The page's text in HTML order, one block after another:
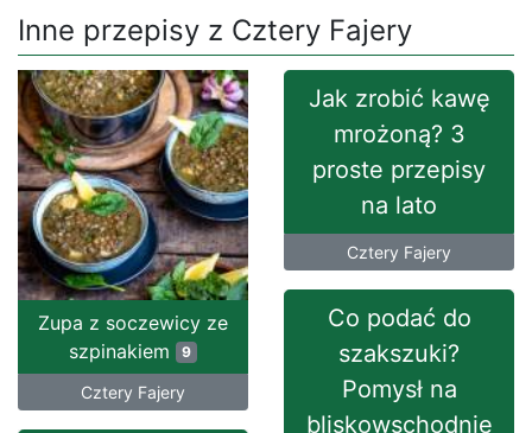
Inne przepisy z Cztery Fajery
Zupa z soczewicy ze
szpinakiem 9
Cztery Fajery
Jak zrobić kawę
mrożoną? 3
proste przepisy
na lato
Cztery Fajery
Co podać do
szakszuki?
Pomysł na
bliskowschodnie